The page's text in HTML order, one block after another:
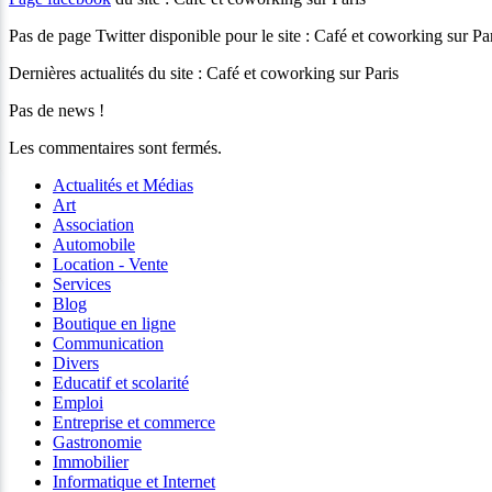
Pas de page Twitter disponible pour le site : Café et coworking sur
Dernières actualités du site : Café et coworking sur Paris
Pas de news !
Les commentaires sont fermés.
Actualités et Médias
Art
Association
Automobile
Location - Vente
Services
Blog
Boutique en ligne
Communication
Divers
Educatif et scolarité
Emploi
Entreprise et commerce
Gastronomie
Immobilier
Informatique et Internet